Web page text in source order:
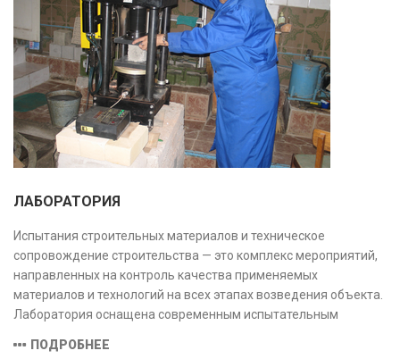
ЛАБОРАТОРИЯ
Испытания строительных материалов и техническое
сопровождение строительства — это комплекс мероприятий,
направленных на контроль качества применяемых
материалов и технологий на всех этапах возведения объекта.
Лаборатория оснащена современным испытательным
соответствующими заявленной области аккредитации.
ПОДРОБНЕЕ